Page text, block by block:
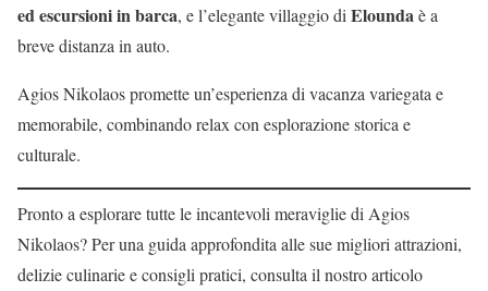
ed escursioni in barca, e l’elegante villaggio di Eloundaè a
breve distanza in auto.
Agios Nikolaos promette un’esperienza di vacanza variegata e
memorabile, combinando relax con esplorazione storica e
culturale.
Pronto a esplorare tutte le incantevoli meraviglie di Agios
Nikolaos? Per una guida approfondita alle sue migliori attrazioni,
delizie culinarie e consigli pratici, consulta il nostro articolo